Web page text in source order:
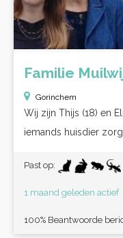
Familie
Gorinchem
Wij zijn Thijs (18) en
iemands huisdier
Past op:
1 maand geleden actief
100% Beantwoorde